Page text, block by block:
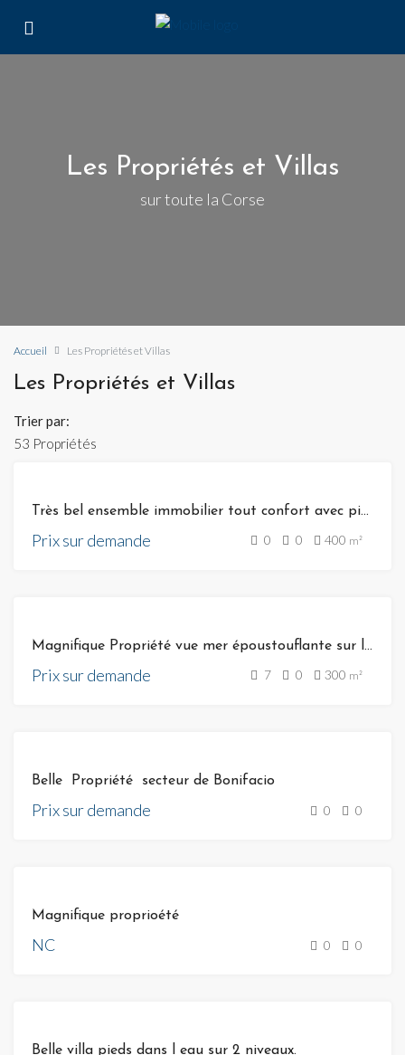
Les Propriétés et Villas
sur toute la Corse
Accueil Les Propriétés et Villas
Les Propriétés et Villas
53 Propriétés
Trier par:
Très bel ensemble immobilier tout confort avec piscine chauffée
Prix sur demande 0 0 400 m²
Magnifique Propriété vue mer époustouflante sur la baie de CALA ROSSA .
Prix sur demande 7 0 300 m²
Belle Propriété secteur de Bonifacio
Prix sur demande 0 0
Magnifique proprioété
NC 0 0
Belle villa pieds dans l eau sur 2 niveaux.